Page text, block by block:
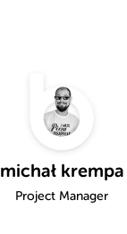
michał krempa
Project Manager